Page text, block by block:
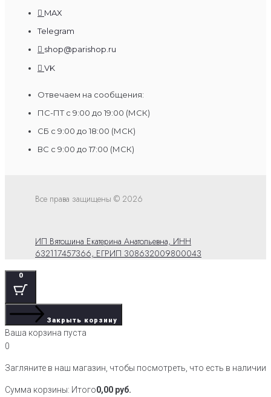
MAX
Telegram
shop@parishop.ru
VK
Отвечаем на сообщения:
ПС-ПТ с 9:00 до 19:00 (МСК)
СБ с 9:00 до 18:00 (МСК)
ВС с 9:00 до 17:00 (МСК)
Все права защищены © 2026
ИП Вятошина Екатерина Анатольевна, ИНН
632117457366, ЕГРИП 308632009800043
0
Закрыть корзину
Ваша корзина пуста
0
Загляните в наш магазин, чтобы посмотреть, что есть в наличии
Сумма корзины: Итого0,00 руб.